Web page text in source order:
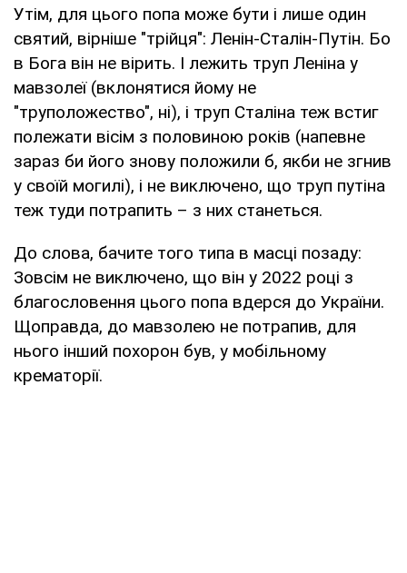
Утім, для цього попа може бути і лише один
святий, вірніше "трійця": Ленін-Сталін-Путін. Бо
в Бога він не вірить. І лежить труп Леніна у
мавзолеї (вклонятися йому не
"труположество", ні), і труп Сталіна теж встиг
полежати вісім з половиною років (напевне
зараз би його знову положили б, якби не згнив
у своїй могилі), і не виключено, що труп путіна
теж туди потрапить – з них станеться.
До слова, бачите того типа в масці позаду:
Зовсім не виключено, що він у 2022 році з
благословення цього попа вдерся до України.
Щоправда, до мавзолею не потрапив, для
нього інший похорон був, у мобільному
крематорії.